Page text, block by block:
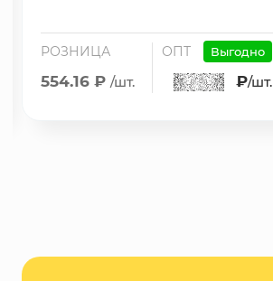
РОЗНИЦА
554.16 ₽ /шт.
ОПТ Выгодно
₽/шт.